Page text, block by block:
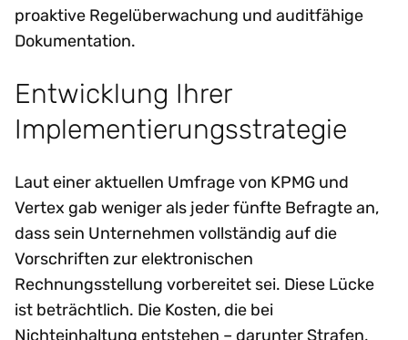
proaktive Regelüberwachung und auditfähige
Dokumentation.
Entwicklung Ihrer
Implementierungsstrategie
Laut einer aktuellen Umfrage von KPMG und
Vertex gab weniger als jeder fünfte Befragte an,
dass sein Unternehmen vollständig auf die
Vorschriften zur elektronischen
Rechnungsstellung vorbereitet sei. Diese Lücke
ist beträchtlich. Die Kosten, die bei
Nichteinhaltung entstehen – darunter Strafen,